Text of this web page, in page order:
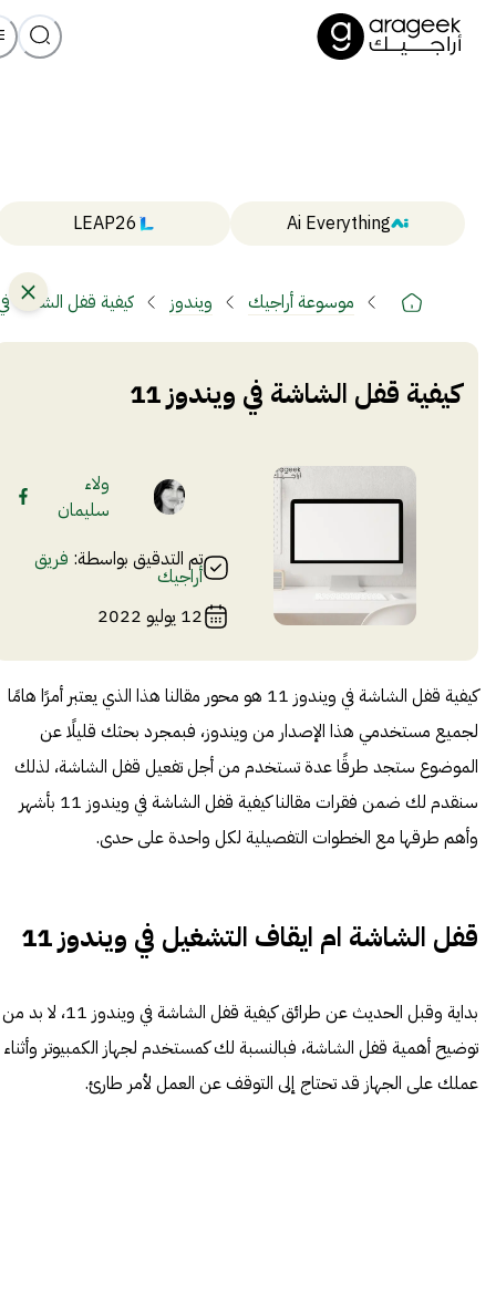
Ai Everything
LEAP26
موسوعة أراجيك ويندوز كيفية قفل الشاشة في
كيفية قفل الشاشة في ويندوز 11
ولاء
سليمان
تم التدقيق بواسطة: فريق
أراجيك
12 يوليو 2022
كيفية قفل الشاشة في ويندوز 11 هو محور مقالنا هذا الذي يعتبر أمرًا هامًا
لجميع مستخدمي هذا الإصدار من ويندوز، فبمجرد بحثك قليلًا عن
الموضوع ستجد طرقًا عدة تستخدم من أجل تفعيل قفل الشاشة، لذلك
سنقدم لك ضمن فقرات مقالنا كيفية قفل الشاشة في ويندوز 11 بأشهر
وأهم طرقها مع الخطوات التفصيلية لكل واحدة على حدى.
قفل الشاشة ام ايقاف التشغيل في ويندوز 11
بداية وقبل الحديث عن طرائق كيفية قفل الشاشة في ويندوز 11، لا بد من
توضيح أهمية قفل الشاشة، فبالنسبة لك كمستخدم لجهاز الكمبيوتر وأثناء
عملك على الجهاز قد تحتاج إلى التوقف عن العمل لأمر طارئ.